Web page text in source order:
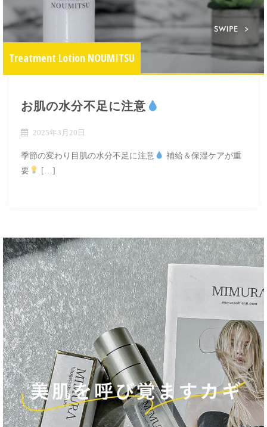
Treatment Lotion NOUMITSU
お肌の水分不足に注意
2025年3月20日
季節の変わり目肌の水分不足に注意
補給＆保湿ケアが重
要
[…]